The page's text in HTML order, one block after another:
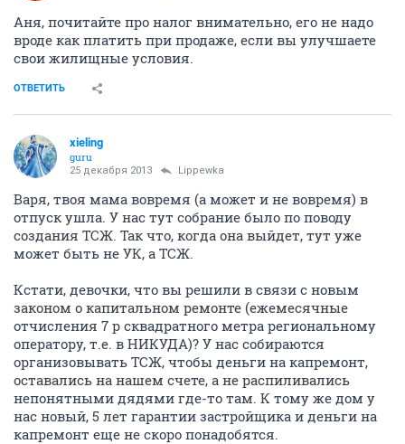
Аня, почитайте про налог внимательно, его не надо
вроде как платить при продаже, если вы улучшаете
свои жилищные условия.
ОТВЕТИТЬ
xieling
guru
25 декабря 2013 Lippewka
Варя, твоя мама вовремя (а может и не вовремя) в
отпуск ушла. У нас тут собрание было по поводу
создания ТСЖ. Так что, когда она выйдет, тут уже
может быть не УК, а ТСЖ.
Кстати, девочки, что вы решили в связи с новым
законом о капитальном ремонте (ежемесячные
отчисления 7 р сквадратного метра региональному
оператору, т.е. в НИКУДА)? У нас собираются
организовывать ТСЖ, чтобы деньги на капремонт,
оставались на нашем счете, а не распиливались
непонятными дядями где-то там. К тому же дом у
нас новый, 5 лет гарантии застройщика и деньги на
капремонт еще не скоро понадобятся.